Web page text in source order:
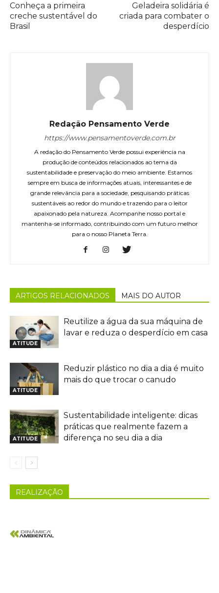
Conheça a primeira
creche sustentável do
Brasil
Geladeira solidária é
criada para combater o
desperdício
Redação Pensamento Verde
https://www.pensamentoverde.com.br
A redação do Pensamento Verde possui experiência na
produção de conteúdos relacionados ao tema da
sustentabilidade e preservação do meio ambiente. Estamos
sempre em busca de informações atuais, interessantes e de
grande relevância para a sociedade, pesquisando práticas
sustentáveis ao redor do mundo e trazendo para o leitor
apaixonado pela natureza. Acompanhe nosso portal e
mantenha-se informado, contribuindo com um futuro melhor
para o nosso Planeta Terra.
ARTIGOS RELACIONADOS MAIS DO AUTOR
ATITUDE
Reutilize a água da sua máquina de
lavar e reduza o desperdício em casa
ATITUDE
Reduzir plástico no dia a dia é muito
mais do que trocar o canudo
ATITUDE
Sustentabilidade inteligente: dicas
práticas que realmente fazem a
diferença no seu dia a dia
REALIZAÇÃO